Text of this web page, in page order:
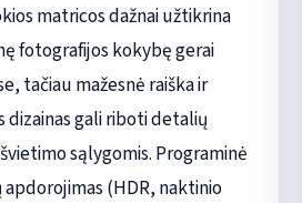
matricos dažnai užtikrina
fotografijos kokybę gerai
tačiau mažesnė raiška ir
dizainas gali riboti detalių
sąlygomis. Programinė
(HDR, naktinio